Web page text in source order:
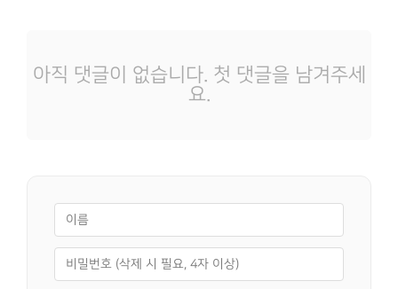
아직 댓글이 없습니다. 첫 댓글을 남겨주세
요.